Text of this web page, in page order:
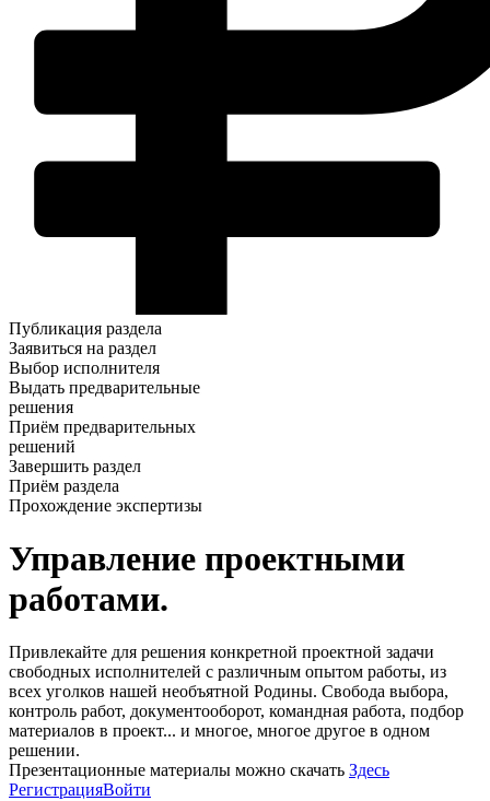
Публикация раздела
Заявиться на раздел
Выбор исполнителя
Выдать предварительные
решения
Приём предварительных
решений
Завершить раздел
Приём раздела
Прохождение экспертизы
Управление проектными
работами.
Привлекайте для решения конкретной проектной задачи
свободных исполнителей с различным опытом работы, из
всех уголков нашей необъятной Родины. Свобода выбора,
контроль работ, документооборот, командная работа, подбор
материалов в проект... и многое, многое другое в одном
решении.
Презентационные материалы можно скачать Здесь
РегистрацияВойти